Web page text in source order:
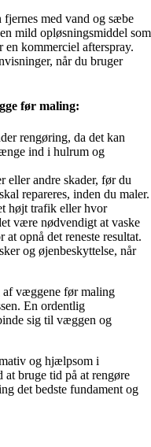
med vand og sæbe
mild opløsningsmiddel som
kommerciel afterspray.
når du bruger
før maling:
rengøring, da det kan
ind i hulrum og
andre skader, før du
repareres, inden du maler.
højt trafik eller hvor
være nødvendigt at vaske
opnå det reneste resultat.
og øjenbeskyttelse, når
af væggene før maling
En ordentlig
sig til væggen og
og hjælpsom i
bruge tid på at rengøre
det bedste fundament og